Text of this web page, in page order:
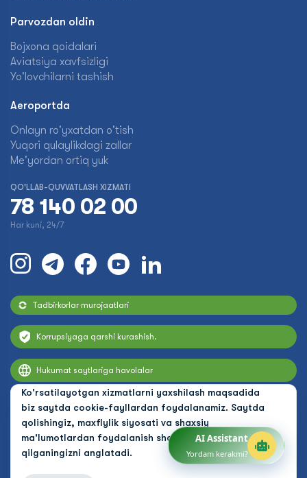
Ko'rsatilayotgan xizmatlarni yaxshilash maqsadida
biz saytda cookie-fayllardan foydalanamiz. Saytda
qolishingiz, maxfiylik siyosati va shaxsiy
ma'lumotlardan foydalanish shartlarini qabul
qilganingizni anglatadi.
Parvozdan oldin
Bojxona qoidalari
Aviatsiya xavfsizligi
Yo'lovchilarni tashish
Aeroportda
Onlayn ro'yxatdan o'tish
Yuqori qulaylikdagi zallar
Me'yordan ortiq yuk
QO'LLAB-QUVVATLASH XIZMATI
78 140 02 00
Har kuni, 24/7
Tadbirkorlar murojaatlari
Korrupsiyaga qarshi kurashish.
Hukumat saytlariga havolalar
AI Assistant
Yordam kerakmi?